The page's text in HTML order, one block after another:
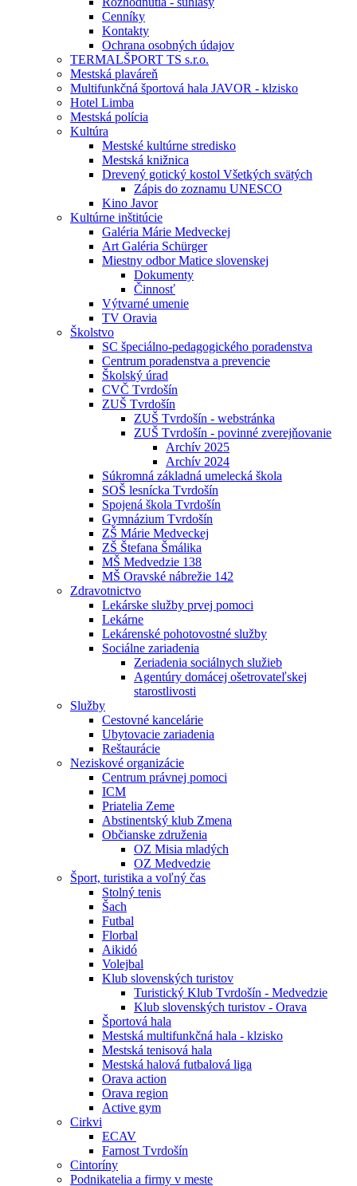
Cenníky
Kontakty
Ochrana osobných údajov
TERMALŠPORT TS s.r.o.
Mestská plaváreň
Multifunkčná športová hala JAVOR - klzisko
Hotel Limba
Mestská polícia
Kultúra
Mestské kultúrne stredisko
Mestská knižnica
Drevený gotický kostol Všetkých svätých
Zápis do zoznamu UNESCO
Kino Javor
Kultúrne inštitúcie
Galéria Márie Medveckej
Art Galéria Schürger
Miestny odbor Matice slovenskej
Dokumenty
Činnosť
Výtvarné umenie
TV Oravia
Školstvo
SC špeciálno-pedagogického poradenstva
Centrum poradenstva a prevencie
Školský úrad
CVČ Tvrdošín
ZUŠ Tvrdošín
ZUŠ Tvrdošín - webstránka
ZUŠ Tvrdošín - povinné zverejňovanie
Archív 2025
Archív 2024
Súkromná základná umelecká škola
SOŠ lesnícka Tvrdošín
Spojená škola Tvrdošín
Gymnázium Tvrdošín
ZŠ Márie Medveckej
ZŠ Štefana Šmálika
MŠ Medvedzie 138
MŠ Oravské nábrežie 142
Zdravotnictvo
Lekárske služby prvej pomoci
Lekárne
Lekárenské pohotovostné služby
Sociálne zariadenia
Zeriadenia sociálnych služieb
Agentúry domácej ošetrovateľskej
starostlivosti
Služby
Cestovné kancelárie
Ubytovacie zariadenia
Reštaurácie
Neziskové organizácie
Centrum právnej pomoci
ICM
Priatelia Zeme
Abstinentský klub Zmena
Občianske združenia
OZ Misia mladých
OZ Medvedzie
Šport, turistika a voľný čas
Stolný tenis
Šach
Futbal
Florbal
Aikidó
Volejbal
Klub slovenských turistov
Turistický Klub Tvrdošín - Medvedzie
Klub slovenských turistov - Orava
Športová hala
Mestská multifunkčná hala - klzisko
Mestská tenisová hala
Mestská halová futbalová liga
Orava action
Orava region
Active gym
Cirkvi
ECAV
Farnost Tvrdošín
Cintoríny
Podnikatelia a firmy v meste